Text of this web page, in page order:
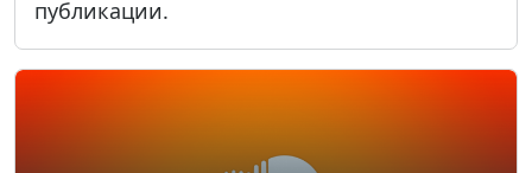
публикации.